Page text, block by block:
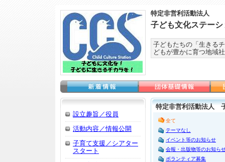
特定非営利活動法人
子ども文化ステーシ
子どもたちの「生きる
どもが豊かに育つ地域
設立趣旨／役員
活動内容／情報公開
子育て支援／シアター
スタート
特定非営利活動法人
全て
テーマなし
イベント等のお知らせ
会報・出版物等のお知ら
ボランティア募集